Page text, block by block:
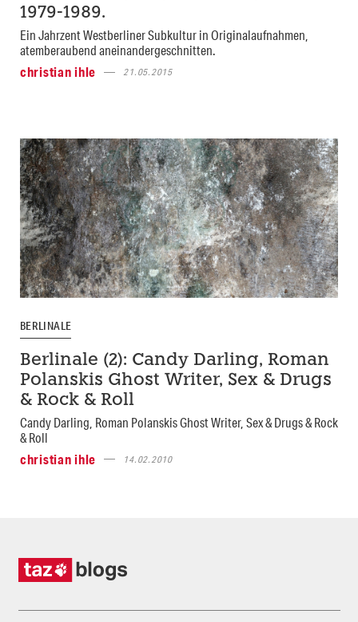
1979-1989.
Ein Jahrzent Westberliner Subkultur in Originalaufnahmen,
atemberaubend aneinandergeschnitten.
christian ihle
21.05.2015
BERLINALE
Berlinale (2): Candy Darling, Roman
Polanskis Ghost Writer, Sex & Drugs
& Rock & Roll
Candy Darling, Roman Polanskis Ghost Writer, Sex & Drugs & Rock
& Roll
christian ihle
14.02.2010